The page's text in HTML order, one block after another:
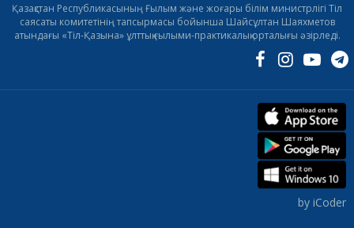
Қазақстан Республикасының Ғылым және жоғары білім министрлігі Тіл
саясаты комитетінің тапсырмасы бойынша Шайсұлтан Шаяхметов
атындағы «Тіл-Қазына» ұлттық ғылыми-практикалық орталығы әзірледі.
by iCoder